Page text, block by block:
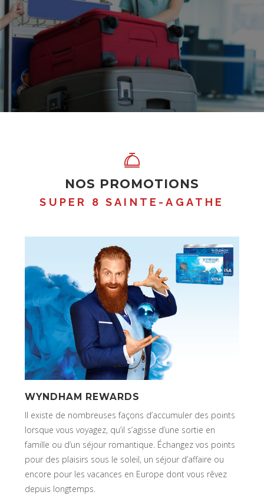
NOS PROMOTIONS
SUPER 8 SAINTE-AGATHE
WYNDHAM REWARDS
Il existe de nombreuses façons d’accumuler des points
lorsque vous voyagez, qu’il s’agisse d’une sortie en
famille ou d’un séjour romantique. Échangez vos points
pour des plaisirs sous le soleil, un séjour d’affaire ou
encore pour les vacances en Europe dont vous rêvez
depuis longtemps.